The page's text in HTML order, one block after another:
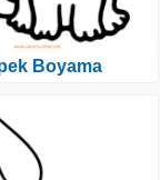
Boyama